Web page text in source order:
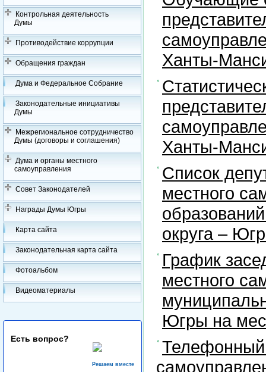
Контрольная деятельность
Думы
Противодействие коррупции
Обращения граждан
Дума и Федеральное Собрание
Законодательные инициативы
Думы
Межрегиональное сотрудничество
Думы (договоры и соглашения)
Дума и органы местного
самоуправления
Совет Законодателей
Награды Думы Югры
Карта сайта
Законодательная карта сайта
Фотоальбом
Видеоматериалы
Есть вопрос?
Решаем вместе
Ханты-
Ханты-
Список
местного
округа –
График
местного
Югры на
Телефонный